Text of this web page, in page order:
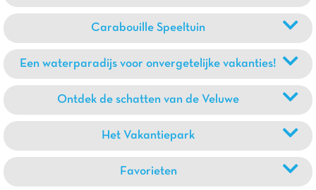
Carabouille Speeltuin
Een waterparadijs voor onvergetelijke vakanties!
Ontdek de schatten van de Veluwe
Het Vakantiepark
Favorieten